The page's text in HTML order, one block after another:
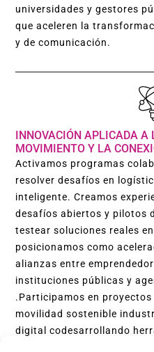
universidades y gestores
que aceleren la
y de comunicación.
INNOVACIÓN APLICADA A
MOVIMIENTO Y LA
Activamos programas
resolver desafíos en
inteligente. Creamos
desafíos abiertos y pilotos
testear soluciones reales
posicionamos como
alianzas entre
instituciones públicas y
.Participamos en
movilidad sostenible
digital codesarrollando